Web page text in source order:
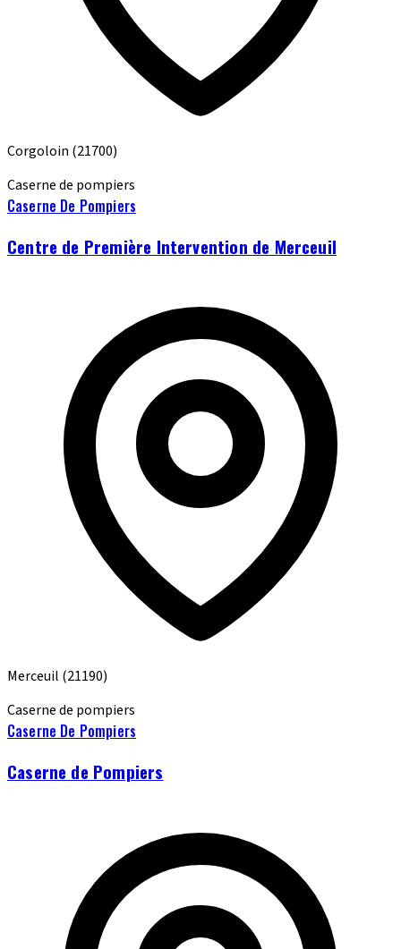
Corgoloin (21700)
Caserne de pompiers
Caserne De Pompiers
Centre de Première Intervention de Merceuil
Merceuil (21190)
Caserne de pompiers
Caserne De Pompiers
Caserne de Pompiers